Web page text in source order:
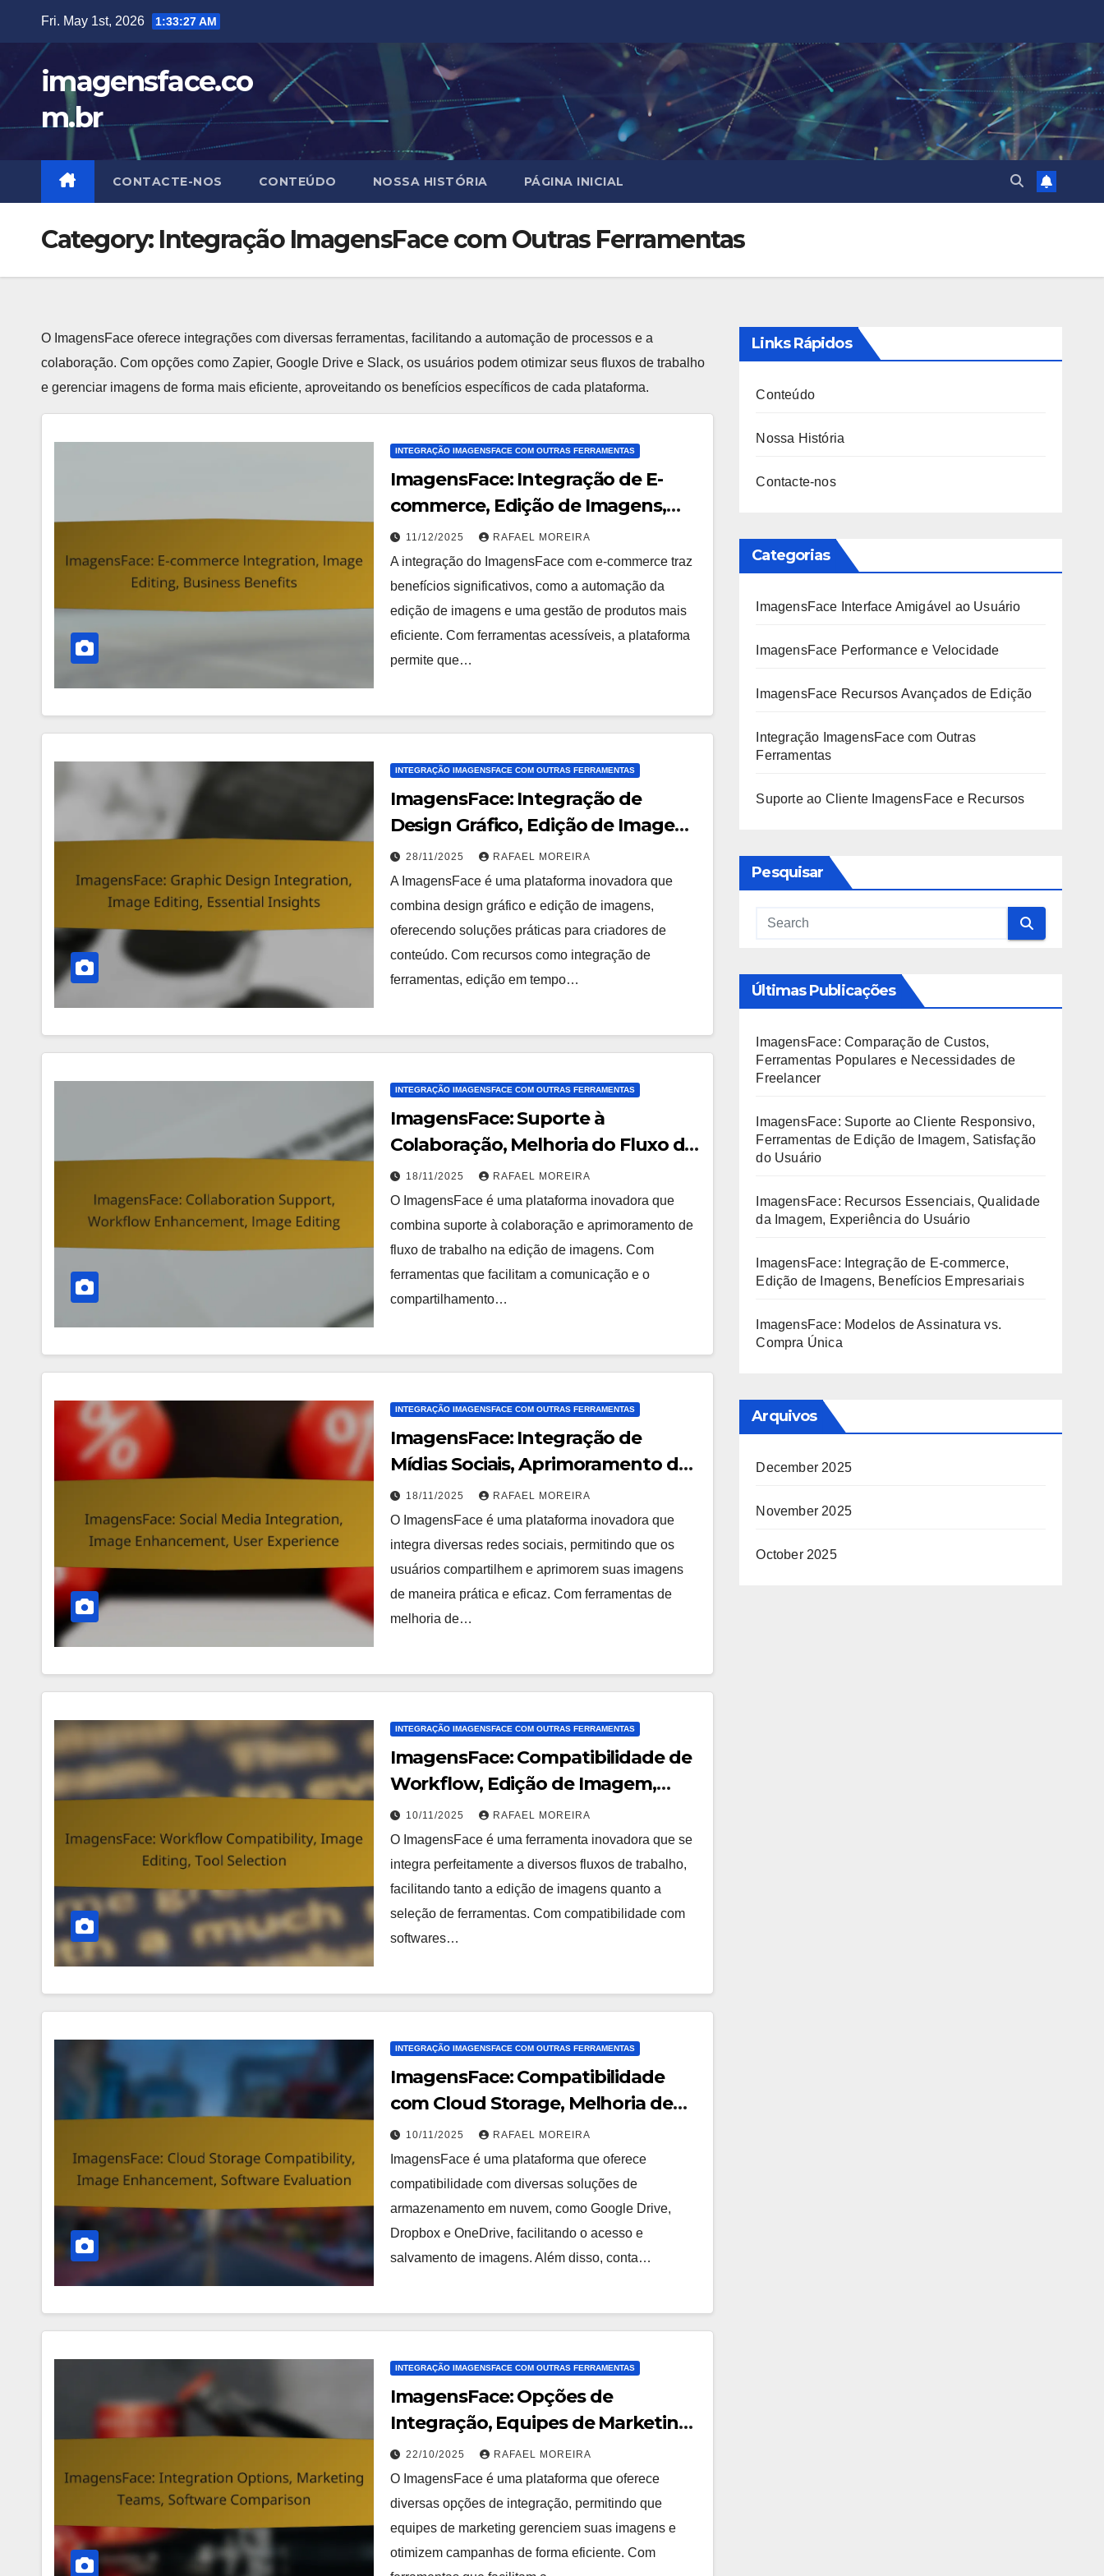
content
Fri. May 1st, 2026 1:33:28 AM
imagensface.co
m.br
CONTACTE-NOS CONTEÚDO NOSSA HISTÓRIA PÁGINA INICIAL
Category: Integração ImagensFace com Outras Ferramentas
O ImagensFace oferece integrações com diversas ferramentas, facilitando a automação de processos e a
colaboração. Com opções como Zapier, Google Drive e Slack, os usuários podem otimizar seus fluxos de trabalho
e gerenciar imagens de forma mais eficiente, aproveitando os benefícios específicos de cada plataforma.
INTEGRAÇÃO IMAGENSFACE COM OUTRAS FERRAMENTAS
ImagensFace: Integração de E-
commerce, Edição de Imagens,
Benefícios Empresariais
11/12/2025 RAFAEL MOREIRA
A integração do ImagensFace com e-commerce traz
benefícios significativos, como a automação da
edição de imagens e uma gestão de produtos mais
eficiente. Com ferramentas acessíveis, a plataforma
permite que…
INTEGRAÇÃO IMAGENSFACE COM OUTRAS FERRAMENTAS
ImagensFace: Integração de
Design Gráfico, Edição de Imagem,
Insights Essenciais
28/11/2025 RAFAEL MOREIRA
A ImagensFace é uma plataforma inovadora que
combina design gráfico e edição de imagens,
oferecendo soluções práticas para criadores de
conteúdo. Com recursos como integração de
ferramentas, edição em tempo…
INTEGRAÇÃO IMAGENSFACE COM OUTRAS FERRAMENTAS
ImagensFace: Suporte à
Colaboração, Melhoria do Fluxo de
Trabalho, Edição de Imagens
18/11/2025 RAFAEL MOREIRA
O ImagensFace é uma plataforma inovadora que
combina suporte à colaboração e aprimoramento de
fluxo de trabalho na edição de imagens. Com
ferramentas que facilitam a comunicação e o
compartilhamento…
INTEGRAÇÃO IMAGENSFACE COM OUTRAS FERRAMENTAS
ImagensFace: Integração de
Mídias Sociais, Aprimoramento de
Imagens, Experiência do Usuário
18/11/2025 RAFAEL MOREIRA
O ImagensFace é uma plataforma inovadora que
integra diversas redes sociais, permitindo que os
usuários compartilhem e aprimorem suas imagens
de maneira prática e eficaz. Com ferramentas de
melhoria de…
INTEGRAÇÃO IMAGENSFACE COM OUTRAS FERRAMENTAS
ImagensFace: Compatibilidade de
Workflow, Edição de Imagem,
Seleção de Ferramenta
10/11/2025 RAFAEL MOREIRA
O ImagensFace é uma ferramenta inovadora que se
integra perfeitamente a diversos fluxos de trabalho,
facilitando tanto a edição de imagens quanto a
seleção de ferramentas. Com compatibilidade com
softwares…
INTEGRAÇÃO IMAGENSFACE COM OUTRAS FERRAMENTAS
ImagensFace: Compatibilidade
com Cloud Storage, Melhoria de
Imagem, Avaliação de Software
10/11/2025 RAFAEL MOREIRA
ImagensFace é uma plataforma que oferece
compatibilidade com diversas soluções de
armazenamento em nuvem, como Google Drive,
Dropbox e OneDrive, facilitando o acesso e
salvamento de imagens. Além disso, conta…
INTEGRAÇÃO IMAGENSFACE COM OUTRAS FERRAMENTAS
ImagensFace: Opções de
Integração, Equipes de Marketing,
Comparação de Software
22/10/2025 RAFAEL MOREIRA
O ImagensFace é uma plataforma que oferece
diversas opções de integração, permitindo que
equipes de marketing gerenciem suas imagens e
otimizem campanhas de forma eficiente. Com
Links Rápidos
Conteúdo
Nossa História
Contacte-nos
Categorias
ImagensFace Interface Amigável ao Usuário
ImagensFace Performance e Velocidade
ImagensFace Recursos Avançados de Edição
Integração ImagensFace com Outras
Ferramentas
Suporte ao Cliente ImagensFace e Recursos
Pesquisar
Últimas Publicações
ImagensFace: Comparação de Custos,
Ferramentas Populares e Necessidades de
Freelancer
ImagensFace: Suporte ao Cliente Responsivo,
Ferramentas de Edição de Imagem, Satisfação
do Usuário
ImagensFace: Recursos Essenciais, Qualidade
da Imagem, Experiência do Usuário
ImagensFace: Integração de E-commerce,
Edição de Imagens, Benefícios Empresariais
ImagensFace: Modelos de Assinatura vs.
Compra Única
Arquivos
December 2025
November 2025
October 2025